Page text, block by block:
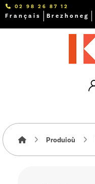
Français Brezhoneg
02 98 26 87 12
Produioù